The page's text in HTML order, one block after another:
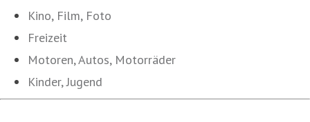
Kino, Film, Foto
Freizeit
Motoren, Autos, Motorräder
Kinder, Jugend